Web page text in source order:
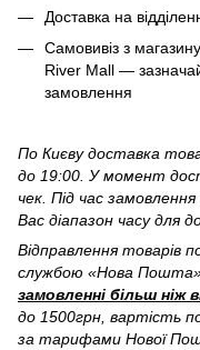
Доставка на
Самовивіз з
River Mall —
замовлення
По Києву доставка
до 19:00. У момент
чек. Під час
Вас діапазон часу для
Відправлення товарів
службою «Нова Пошта»
замовленні більш ніж
до 1500грн, вартість
за тарифами Нової